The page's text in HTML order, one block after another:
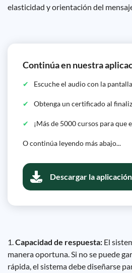
elasticidad y orientación del
Continúa en nuestra
Escuche el audio con la
Obtenga un certificado al
¡Más de 5000 cursos para que
O continúa leyendo más abajo...
Descargar la aplicación
1.Capacidad de respuesta: El
manera oportuna. Si no se puede
rápida, el sistema debe diseñarse